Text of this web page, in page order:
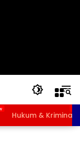
Hukum & Kriminal